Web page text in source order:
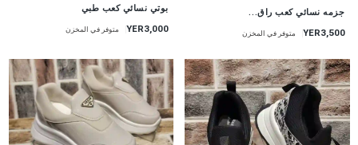
جزمه نسائي كعب راق...
YER3,500 متوفر في المخزن
بوتي نسائي كعب طبي
YER3,000 متوفر في المخزن